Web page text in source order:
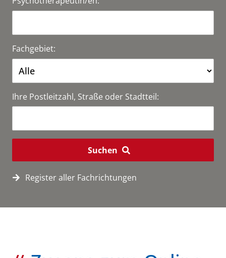
Fachgebiet:
Ihre Postleitzahl, Straße oder Stadtteil:
Suchen
Register aller Fachrichtungen